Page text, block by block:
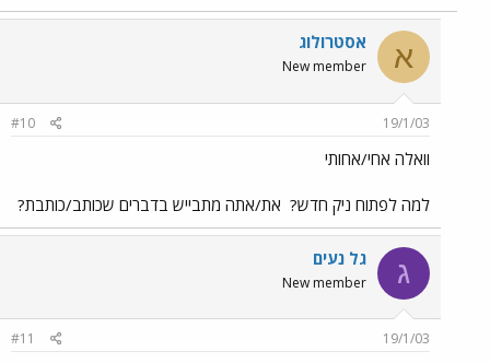
א אסטרולוג
New member
19/1/03
#10
וואלה אחי/אחותי
למה לפתוח ניק חדש? את/אתה מתבייש בדברים שכותב/כותבת?
ג גל נעים
New member
19/1/03
#11